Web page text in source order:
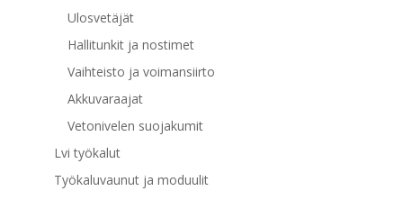
Ulosvetäjät
Hallitunkit ja nostimet
Vaihteisto ja voimansiirto
Akkuvaraajat
Vetonivelen suojakumit
Lvi työkalut
Työkaluvaunut ja moduulit